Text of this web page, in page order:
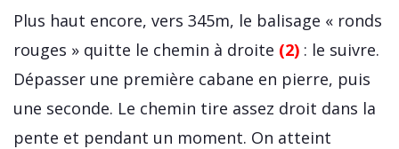
Plus haut encore, vers 345m, le balisage « ronds
rouges » quitte le chemin à droite (2) : le suivre.
Dépasser une première cabane en pierre, puis
une seconde. Le chemin tire assez droit dans la
pente et pendant un moment. On atteint